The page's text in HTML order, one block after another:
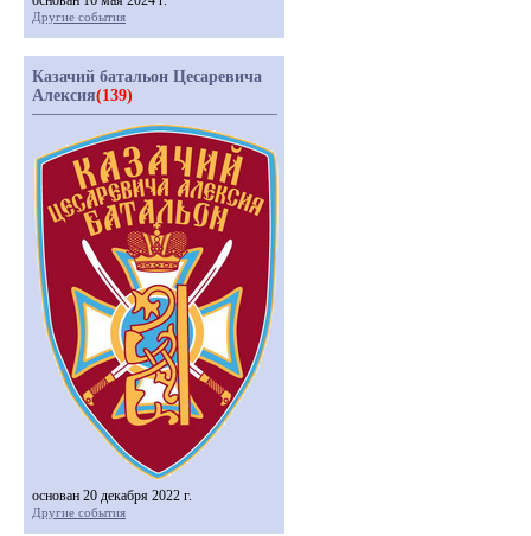
Другие события
Казачий батальон Цесаревича
Алексия(139)
основан 20 декабря 2022 г.
Другие события